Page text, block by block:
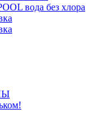
вода без хлора